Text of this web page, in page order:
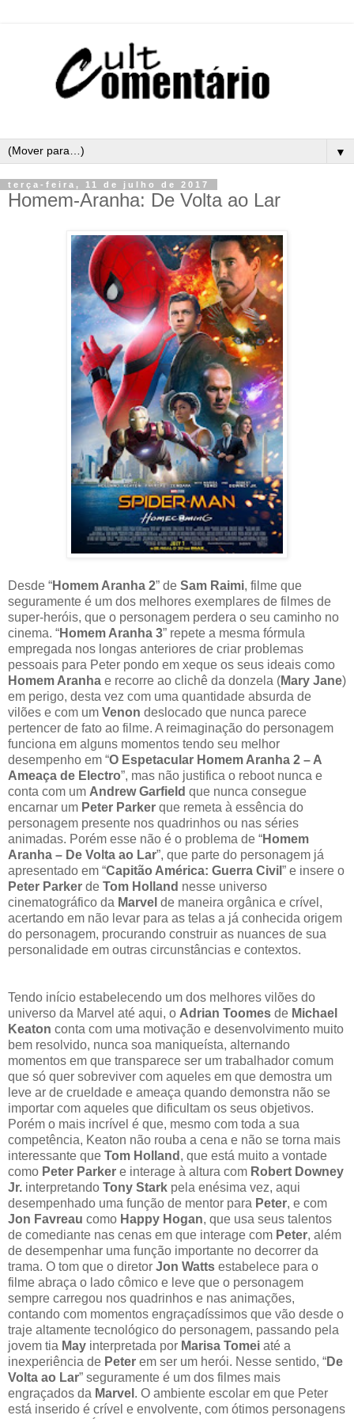
▼
terça-feira, 11 de julho de 2017
Homem-Aranha: De Volta ao Lar
Desde “Homem Aranha 2” de Sam Raimi, filme que
seguramente é um dos melhores exemplares de filmes de
super-heróis, que o personagem perdera o seu caminho no
cinema. “Homem Aranha 3” repete a mesma fórmula
empregada nos longas anteriores de criar problemas
pessoais para Peter pondo em xeque os seus ideais como
Homem Aranha e recorre ao clichê da donzela (Mary Jane)
em perigo, desta vez com uma quantidade absurda de
vilões e com um Venon deslocado que nunca parece
pertencer de fato ao filme. A reimaginação do personagem
funciona em alguns momentos tendo seu melhor
desempenho em “O Espetacular Homem Aranha 2 – A
Ameaça de Electro”, mas não justifica o reboot nunca e
conta com um Andrew Garfield que nunca consegue
encarnar um Peter Parker que remeta à essência do
personagem presente nos quadrinhos ou nas séries
animadas. Porém esse não é o problema de “Homem
Aranha – De Volta ao Lar”, que parte do personagem já
apresentado em “Capitão América: Guerra Civil ” e insere o
Peter Parker de Tom Holland nesse universo
cinematográfico da Marvel de maneira orgânica e crível,
acertando em não levar para as telas a já conhecida origem
do personagem, procurando construir as nuances de sua
personalidade em outras circunstâncias e contextos.
Tendo início estabelecendo um dos melhores vilões do
universo da Marvel até aqui, o Adrian Toomes de Michael
Keaton conta com uma motivação e desenvolvimento muito
bem resolvido, nunca soa maniqueísta, alternando
momentos em que transparece ser um trabalhador comum
que só quer sobreviver com aqueles em que demostra um
leve ar de crueldade e ameaça quando demonstra não se
importar com aqueles que dificultam os seus objetivos.
Porém o mais incrível é que, mesmo com toda a sua
competência, Keaton não rouba a cena e não se torna mais
interessante que Tom Holland , que está muito a vontade
como Peter Parker e interage à altura com Robert Downey
Jr. interpretando Tony Stark pela enésima vez, aqui
desempenhado uma função de mentor para Peter, e com
Jon Favreau como Happy Hogan, que usa seus talentos
de comediante nas cenas em que interage com Peter, além
de desempenhar uma função importante no decorrer da
trama. O tom que o diretor Jon Watts estabelece para o
filme abraça o lado cômico e leve que o personagem
sempre carregou nos quadrinhos e nas animações,
contando com momentos engraçadíssimos que vão desde o
traje altamente tecnológico do personagem, passando pela
jovem tia May interpretada por Marisa Tomei até a
inexperiência de Peter em ser um herói. Nesse sentido, “De
Volta ao Lar” seguramente é um dos filmes mais
engraçados da Marvel . O ambiente escolar em que Peter
está inserido é crível e envolvente, com ótimos personagens